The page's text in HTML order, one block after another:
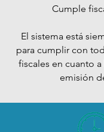
Cumple
El sistema está
para cumplir con
fiscales en cuanto
emisión